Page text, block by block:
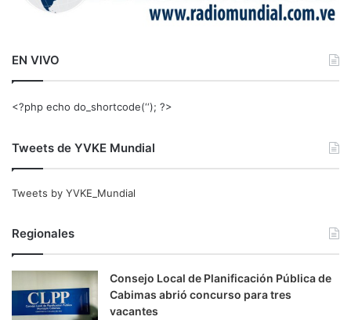
EN VIVO
<?php echo do_shortcode(‘‘); ?>
Tweets de YVKE Mundial
Tweets by YVKE_Mundial
Regionales
Consejo Local de Planificación Pública de
Cabimas abrió concurso para tres
vacantes